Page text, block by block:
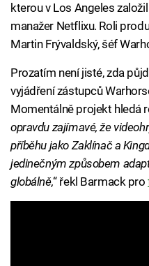
kterou v Los Angeles
manažer Netflixu. Roli
Martin Frývaldský, šéf
Prozatím není jisté, zda
vyjádření zástupců
Momentálně projekt hledá
opravdu zajímavé, že
příběhu jako Zaklínač a
jedinečným způsobem
globálně,“ řekl Barmack pro